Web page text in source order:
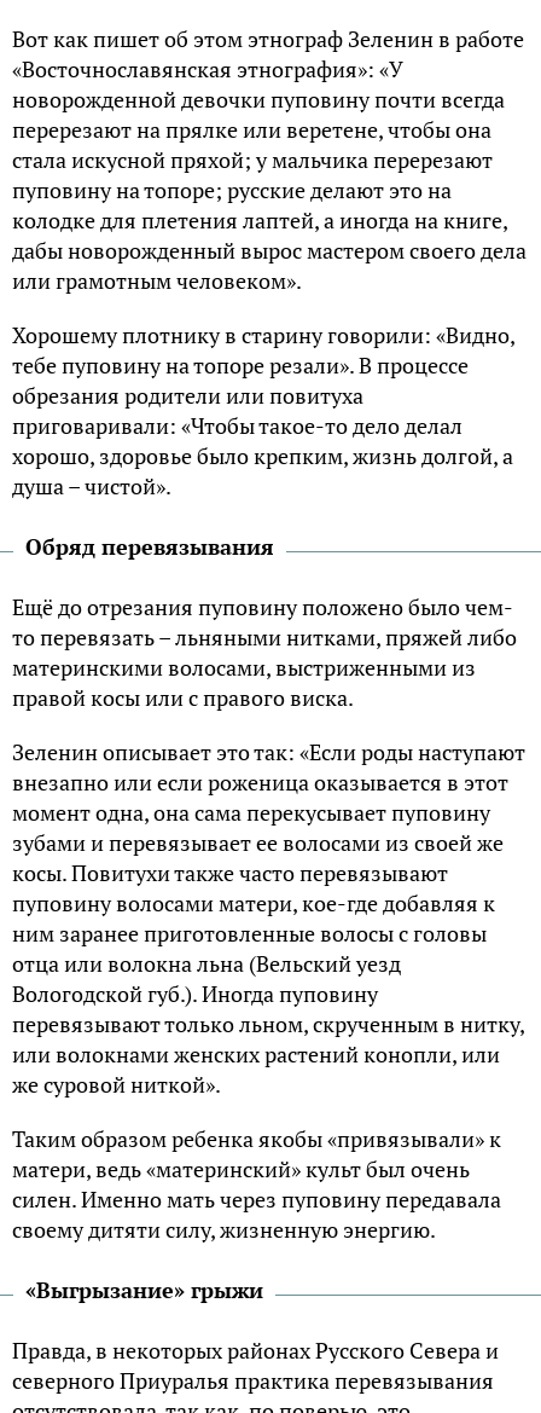
Вот как пишет об этом этнограф Зеленин в работе
«Восточнославянская этнография»: «У
новорожденной девочки пуповину почти всегда
перерезают на прялке или веретене, чтобы она
стала искусной пряхой; у мальчика перерезают
пуповину на топоре; русские делают это на
колодке для плетения лаптей, а иногда на книге,
дабы новорожденный вырос мастером своего дела
или грамотным человеком».
Хорошему плотнику в старину говорили: «Видно,
тебе пуповину на топоре резали». В процессе
обрезания родители или повитуха
приговаривали: «Чтобы такое-то дело делал
хорошо, здоровье было крепким, жизнь долгой, а
душа – чистой».
Обряд перевязывания
Ещё до отрезания пуповину положено было чем-
то перевязать – льняными нитками, пряжей либо
материнскими волосами, выстриженными из
правой косы или с правого виска.
Зеленин описывает это так: «Если роды наступают
внезапно или если роженица оказывается в этот
момент одна, она сама перекусывает пуповину
зубами и перевязывает ее волосами из своей же
косы. Повитухи также часто перевязывают
пуповину волосами матери, кое-где добавляя к
ним заранее приготовленные волосы с головы
отца или волокна льна (Вельский уезд
Вологодской губ.). Иногда пуповину
перевязывают только льном, скрученным в нитку,
или волокнами женских растений конопли, или
же суровой ниткой».
Таким образом ребенка якобы «привязывали» к
матери, ведь «материнский» культ был очень
силен. Именно мать через пуповину передавала
своему дитяти силу, жизненную энергию.
«Выгрызание» грыжи
Правда, в некоторых районах Русского Севера и
северного Приуралья практика перевязывания